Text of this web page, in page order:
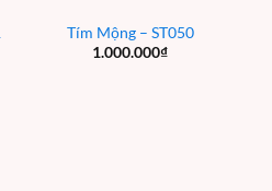
Tím Mộng – ST050
1.000.000₫